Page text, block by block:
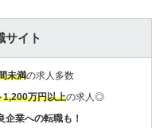
サイト
未満の求人多数
1,200万円以上の求人◎
企業への転職も！